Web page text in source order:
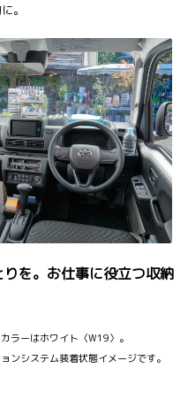
。
を。お仕事に役立つ収納
ラーはホワイト〈W19〉。
ンシステム装着状態イメージです。